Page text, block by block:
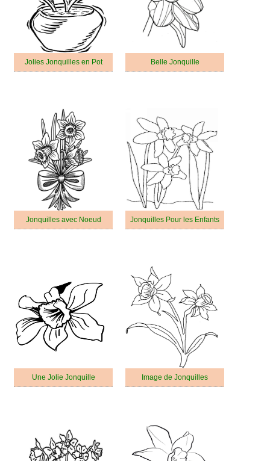
Jolies Jonquilles en Pot Belle Jonquille
Jonquilles avec Noeud Jonquilles Pour les Enfants
Une Jolie Jonquille Image de Jonquilles